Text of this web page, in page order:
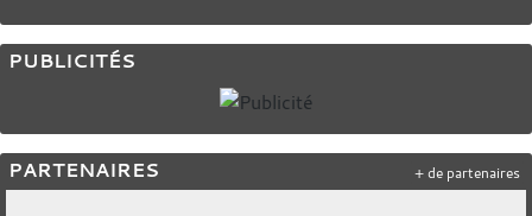
PUBLICITÉS
PARTENAIRES + de partenaires